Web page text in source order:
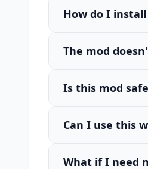
How do I
The mod
Is this mod
Can I use this
What if I need